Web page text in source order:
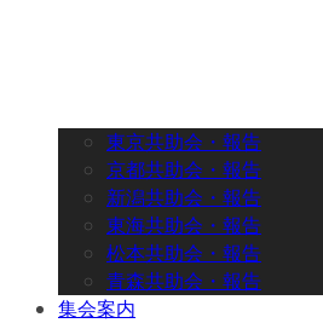
東京共助会・報告
京都共助会・報告
新潟共助会・報告
東海共助会・報告
松本共助会・報告
青森共助会・報告
集会案内